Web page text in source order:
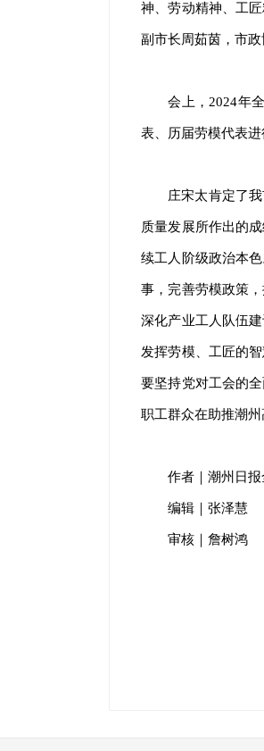
神、劳动精神、工
副市长周茹茵，市政
会上，2024年
表、历届劳模代表进
庄宋太肯定了
质量发展所作出的
续工人阶级政治本
事，完善劳模政策
深化产业工人队伍
发挥劳模、工匠的
要坚持党对工会的
职工群众在助推潮州
作者｜潮州日
编辑｜张泽慧
审核｜詹树鸿